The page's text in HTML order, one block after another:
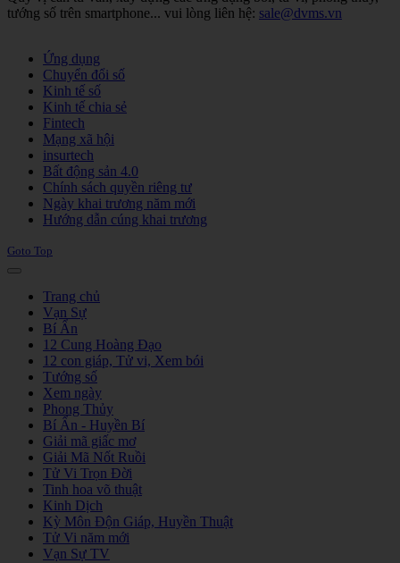
tướng số trên smartphone... vui lòng liên hệ: sale@dvms.vn
Ứng dụng
Chuyển đổi số
Kinh tế số
Kinh tế chia sẻ
Fintech
Mạng xã hội
insurtech
Bất động sản 4.0
Chính sách quyền riêng tư
Ngày khai trương năm mới
Hướng dẫn cúng khai trương
Goto Top
Trang chủ
Vạn Sự
Bí Ẩn
12 Cung Hoàng Đạo
12 con giáp, Tử vi, Xem bói
Tướng số
Xem ngày
Phong Thủy
Bí Ẩn - Huyền Bí
Giải mã giấc mơ
Giải Mã Nốt Ruồi
Tử Vi Trọn Đời
Tinh hoa võ thuật
Kinh Dịch
Kỳ Môn Độn Giáp, Huyền Thuật
Tử Vi năm mới
Vạn Sự TV